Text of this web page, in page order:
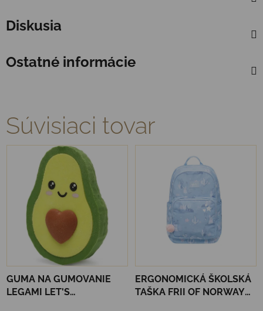
Diskusia
Ostatné informácie
Súvisiaci tovar
GUMA NA GUMOVANIE
LEGAMI LET'S
ERGONOMICKÁ ŠKOLSKÁ
TAŠKA FRII OF NORWAY